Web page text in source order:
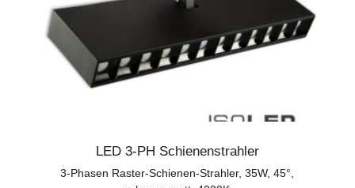
LED 3-PH Schienenstrahler
3-Phasen Raster-Schienen-Strahler, 35W, 45°,